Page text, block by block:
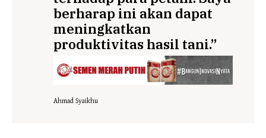
berharap ini akan dapat
meningkatkan
produktivitas hasil tani.”
Ahmad Syaikhu